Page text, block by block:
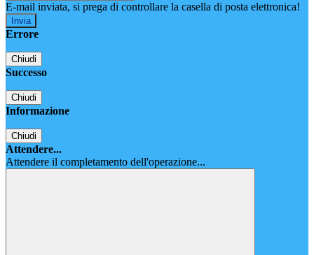
E-mail inviata, si prega di controllare la casella di posta elettronica!
Errore
Chiudi
Successo
Chiudi
Informazione
Chiudi
Attendere...
Attendere il completamento dell'operazione...